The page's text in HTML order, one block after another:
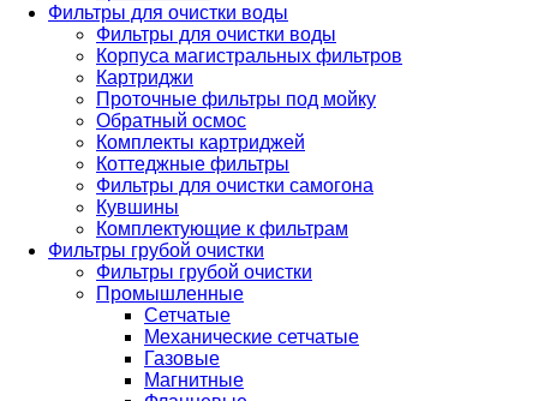
Фильтры для очистки воды
Фильтры для очистки воды
Корпуса магистральных фильтров
Картриджи
Проточные фильтры под мойку
Обратный осмос
Комплекты картриджей
Коттеджные фильтры
Фильтры для очистки самогона
Кувшины
Комплектующие к фильтрам
Фильтры грубой очистки
Фильтры грубой очистки
Промышленные
Сетчатые
Механические сетчатые
Газовые
Магнитные